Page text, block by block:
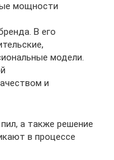
мощности
В его
модели.
и
а также решение
в процессе